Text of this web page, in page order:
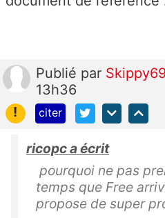
Publié par
13h36
!
citer
ricopc a écrit
pourquoi ne pas
temps que Free
propose de super